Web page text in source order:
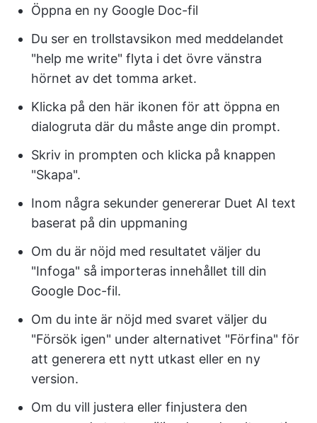
Öppna en ny Google Doc-fil
Du ser en trollstavsikon med meddelandet
"help me write" flyta i det övre vänstra
hörnet av det tomma arket.
Klicka på den här ikonen för att öppna en
dialogruta där du måste ange din prompt.
Skriv in prompten och klicka på knappen
"Skapa".
Inom några sekunder genererar Duet AI text
baserat på din uppmaning
Om du är nöjd med resultatet väljer du
"Infoga" så importeras innehållet till din
Google Doc-fil.
Om du inte är nöjd med svaret väljer du
"Försök igen" under alternativet "Förfina" för
att generera ett nytt utkast eller en ny
version.
Om du vill justera eller finjustera den